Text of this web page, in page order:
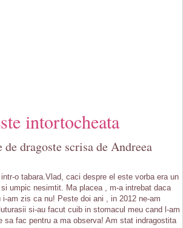
intortocheata
de dragoste scrisa de Andreea
o tabara.Vlad, caci despre el este vorba era un
umpic nesimtit. Ma placea , m-a intrebat daca
am zis ca nu! Peste doi ani , in 2012 ne-am
si-au facut cuib in stomacul meu cand l-am
sa fac pentru a ma observa! Am stat indragostita